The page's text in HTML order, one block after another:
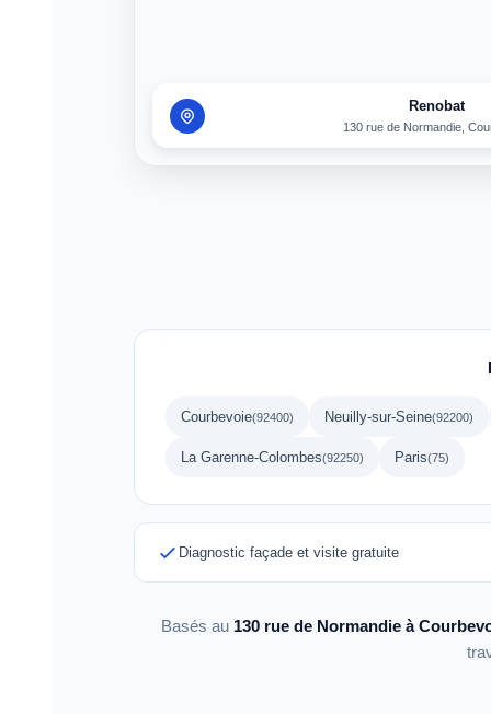
Renobat
130 rue de Normandie,
Courbevoie(92400) Neuilly-sur-Seine(92200)
La Garenne-Colombes(92250) Paris(75)
Diagnostic façade et visite gratuite
Basés au 130 rue de Normandie à